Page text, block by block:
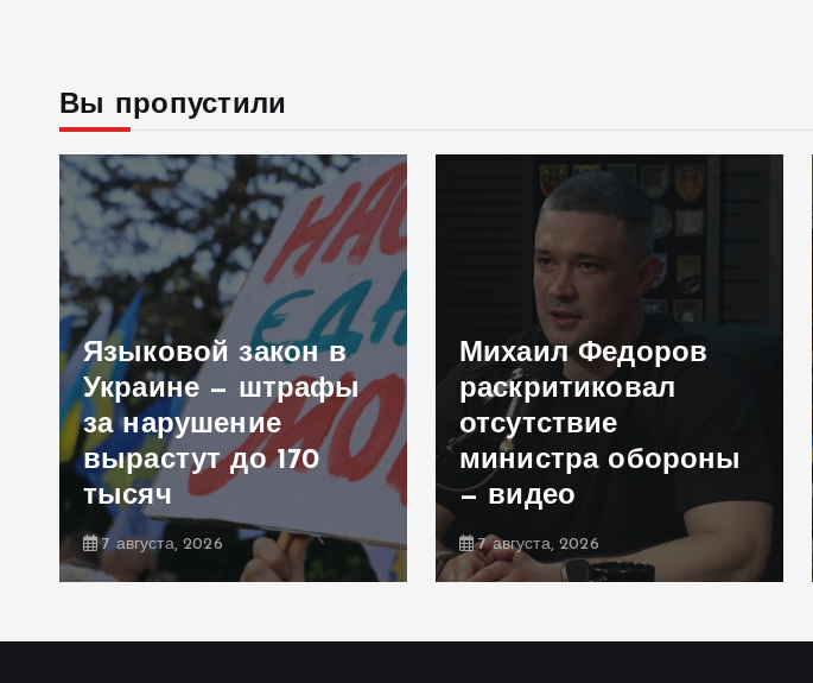
Вы пропустили
Языковой закон в
Украине — штрафы
за нарушение
вырастут до 170
тысяч
7 августа, 2026
Михаил Федоров
раскритиковал
отсутствие
министра обороны
— видео
7 августа, 2026